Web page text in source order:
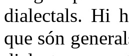
dialectals. Hi
que són